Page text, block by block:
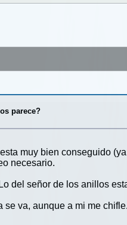
parece?
muy bien conseguido
necesario.
del señor de los anillos
se va, aunque a mi me chifle.